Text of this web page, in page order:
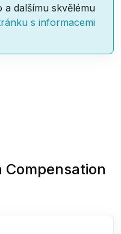
dalšímu skvělému
s informacemi
Compensation